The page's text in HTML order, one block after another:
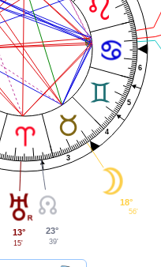
3
4
5
6
13°
15'
23°
39'
18°
56'